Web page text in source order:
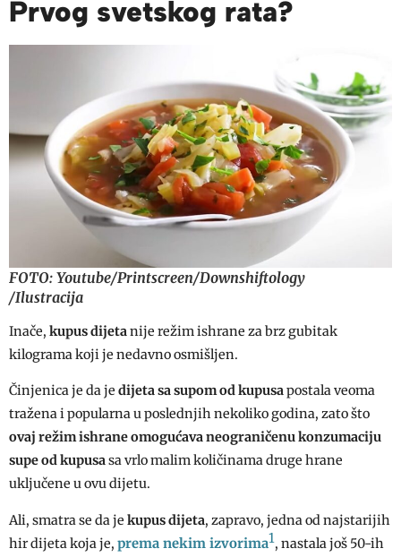
Prvog svetskog rata?
FOTO: Youtube/Printscreen/Downshiftology
/Ilustracija
Inače, kupus dijetanije režim ishrane za brz gubitak
kilograma koji je nedavno osmišljen.
Činjenica je da je dijeta sa supom od kupusapostala veoma
tražena i popularna u poslednjih nekoliko godina, zato što
ovaj režim ishrane omogućava neograničenu konzumaciju
supe od kupusasa vrlo malim količinama druge hrane
uključene u ovu dijetu.
Ali, smatra se da je kupus dijeta, zapravo, jedna od najstarijih
hir dijeta koja je, prema nekim izvorima1, nastala još 50-ih